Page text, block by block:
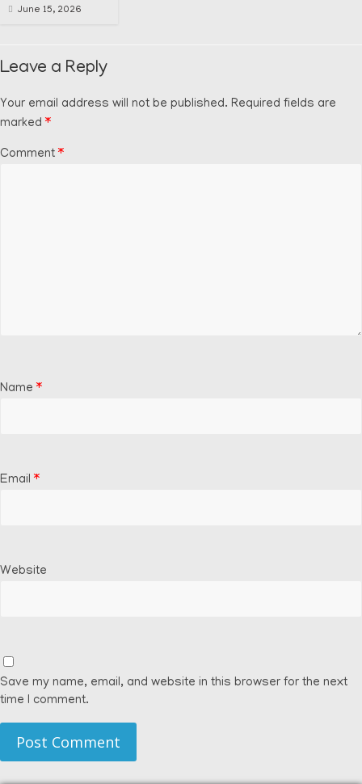
June 15, 2026
Leave a Reply
Your email address will not be published. Required fields are
marked *
Comment *
Name *
Email *
Website
Save my name, email, and website in this browser for the next
time I comment.